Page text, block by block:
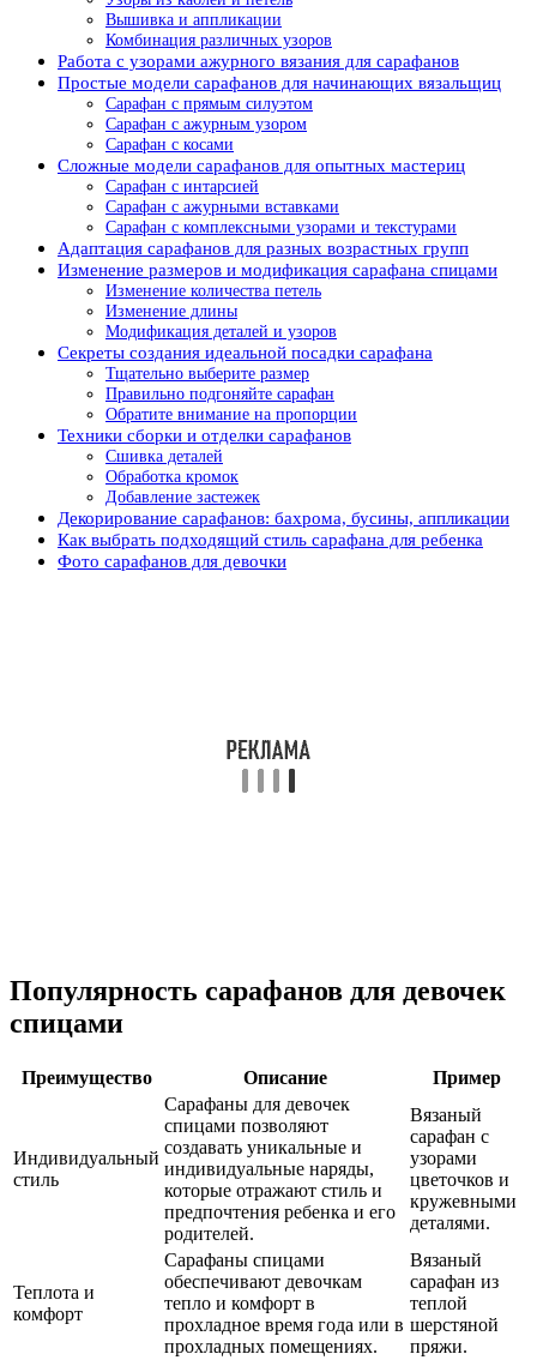
Вышивка и аппликации
Комбинация различных узоров
Работа с узорами ажурного вязания для сарафанов
Простые модели сарафанов для начинающих вязальщиц
Сарафан с прямым силуэтом
Сарафан с ажурным узором
Сарафан с косами
Сложные модели сарафанов для опытных мастериц
Сарафан с интарсией
Сарафан с ажурными вставками
Сарафан с комплексными узорами и текстурами
Адаптация сарафанов для разных возрастных групп
Изменение размеров и модификация сарафана спицами
Изменение количества петель
Изменение длины
Модификация деталей и узоров
Секреты создания идеальной посадки сарафана
Тщательно выберите размер
Правильно подгоняйте сарафан
Обратите внимание на пропорции
Техники сборки и отделки сарафанов
Сшивка деталей
Обработка кромок
Добавление застежек
Декорирование сарафанов: бахрома, бусины, аппликации
Как выбрать подходящий стиль сарафана для ребенка
Фото сарафанов для девочки
Популярность сарафанов для девочек
спицами
Преимущество Описание Пример
Индивидуальный
стиль
Сарафаны для девочек
спицами позволяют
создавать уникальные и
индивидуальные наряды,
которые отражают стиль и
предпочтения ребенка и его
родителей.
Вязаный
сарафан с
узорами
цветочков и
кружевными
деталями.
Теплота и
комфорт
Сарафаны спицами
обеспечивают девочкам
тепло и комфорт в
прохладное время года или в
прохладных помещениях.
Вязаный
сарафан из
теплой
шерстяной
пряжи.